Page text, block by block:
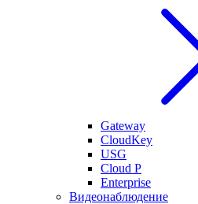
Gateway
CloudKey
USG
Cloud P
Enterprise
Видеонаблюдение